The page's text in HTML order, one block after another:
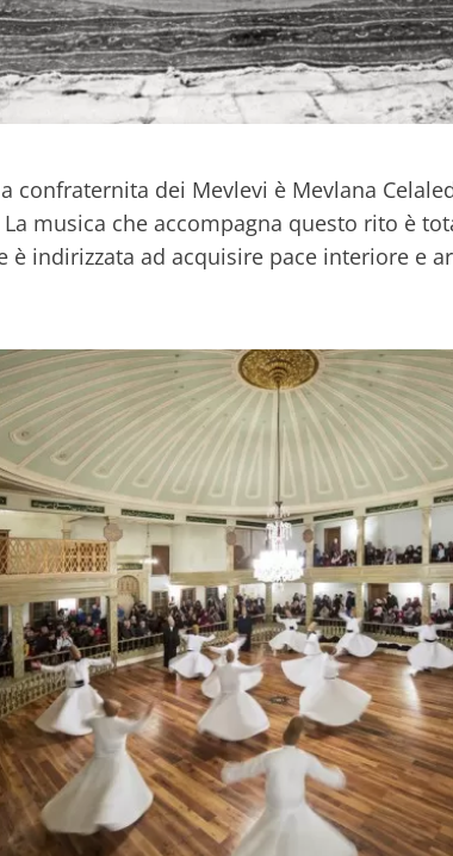
confraternita dei Mevlevi è Mevlana
La musica che accompagna questo rito è
è indirizzata ad acquisire pace interiore e